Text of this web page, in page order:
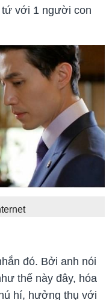
tứ với 1 người con
đó. Bởi anh nói
thế này đây, hóa
hí, hưởng thụ với